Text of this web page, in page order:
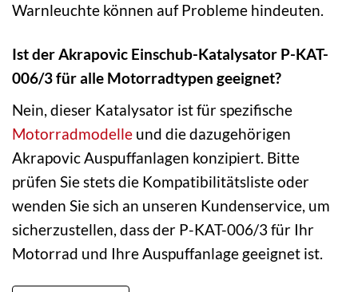
Warnleuchte können auf Probleme hindeuten.
Ist der Akrapovic Einschub-Katalysator P-KAT-
006/3 für alle Motorradtypen geeignet?
Nein, dieser Katalysator ist für spezifische
Motorradmodelle und die dazugehörigen
Akrapovic Auspuffanlagen konzipiert. Bitte
prüfen Sie stets die Kompatibilitätsliste oder
wenden Sie sich an unseren Kundenservice, um
sicherzustellen, dass der P-KAT-006/3 für Ihr
Motorrad und Ihre Auspuffanlage geeignet ist.